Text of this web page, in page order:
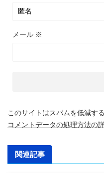
メール ※
このサイトはスパムを低減す
コメントデータの処理方法の
関連記事